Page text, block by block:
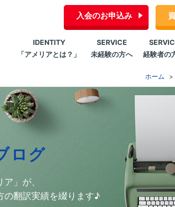
入会のお申込み
IDENTITY
「アメリアとは？」
SERVICE
未経験の方へ
経験者の
ホーム
ログ
」が、
の翻訳実績を綴ります♪